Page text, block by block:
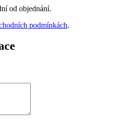
od objednání.
podmínkách.